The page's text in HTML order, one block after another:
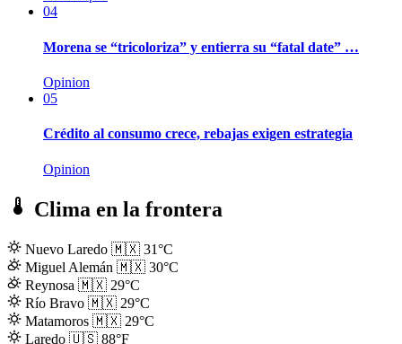
04
Morena se “tricoloriza” y entierra su “fatal date” …
Opinion
05
Crédito al consumo crece, rebajas exigen estrategia
Opinion
Clima en la frontera
Nuevo Laredo 🇲🇽 31°C
Miguel Alemán 🇲🇽 30°C
Reynosa 🇲🇽 29°C
Río Bravo 🇲🇽 29°C
Matamoros 🇲🇽 29°C
Laredo 🇺🇸 88°F